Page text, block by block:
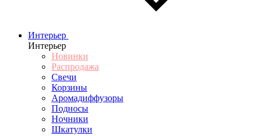
Интерьер
Интерьер
Новинки
Распродажа
Свечи
Корзины
Аромадиффузоры
Подносы
Ночники
Шкатулки